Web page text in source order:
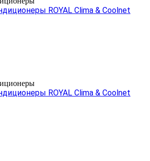
ROYAL Clima & Coolnet
ROYAL Clima & Coolnet